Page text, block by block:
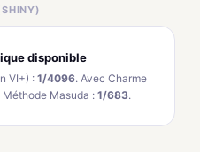
disponible
VI+) : 1/4096. Avec Charme
Méthode Masuda : 1/683.